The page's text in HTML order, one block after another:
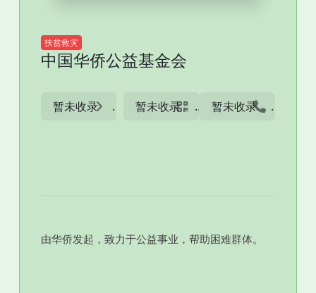
扶贫救灾
中国华侨公益基金会
暂未收录 暂未收录 暂未收录
由华侨发起，致力于公益事业，帮助困难群体。